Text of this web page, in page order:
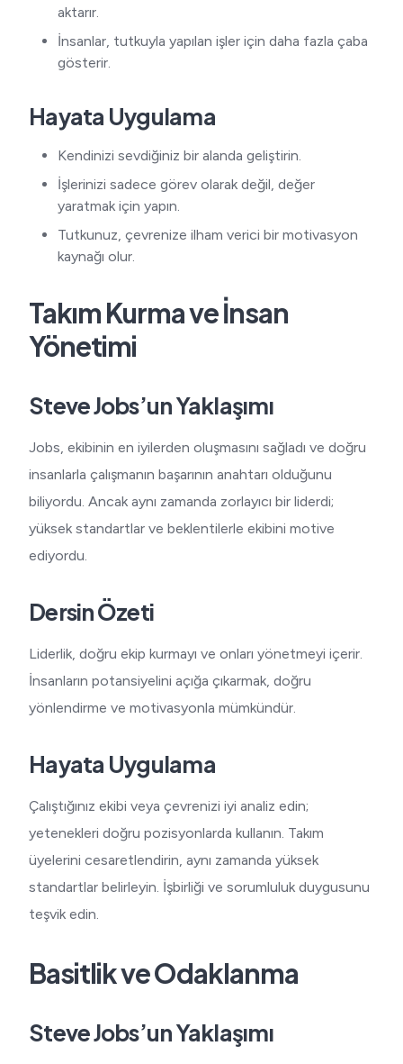
aktarır.
İnsanlar, tutkuyla yapılan işler için daha fazla çaba
gösterir.
Hayata Uygulama
Kendinizi sevdiğiniz bir alanda geliştirin.
İşlerinizi sadece görev olarak değil, değer
yaratmak için yapın.
Tutkunuz, çevrenize ilham verici bir motivasyon
kaynağı olur.
Takım Kurma ve İnsan
Yönetimi
Steve Jobs’un Yaklaşımı
Jobs, ekibinin en iyilerden oluşmasını sağladı ve doğru
insanlarla çalışmanın başarının anahtarı olduğunu
biliyordu. Ancak aynı zamanda zorlayıcı bir liderdi;
yüksek standartlar ve beklentilerle ekibini motive
ediyordu.
Dersin Özeti
Liderlik, doğru ekip kurmayı ve onları yönetmeyi içerir.
İnsanların potansiyelini açığa çıkarmak, doğru
yönlendirme ve motivasyonla mümkündür.
Hayata Uygulama
Çalıştığınız ekibi veya çevrenizi iyi analiz edin;
yetenekleri doğru pozisyonlarda kullanın. Takım
üyelerini cesaretlendirin, aynı zamanda yüksek
standartlar belirleyin. İşbirliği ve sorumluluk duygusunu
teşvik edin.
Basitlik ve Odaklanma
Steve Jobs’un Yaklaşımı